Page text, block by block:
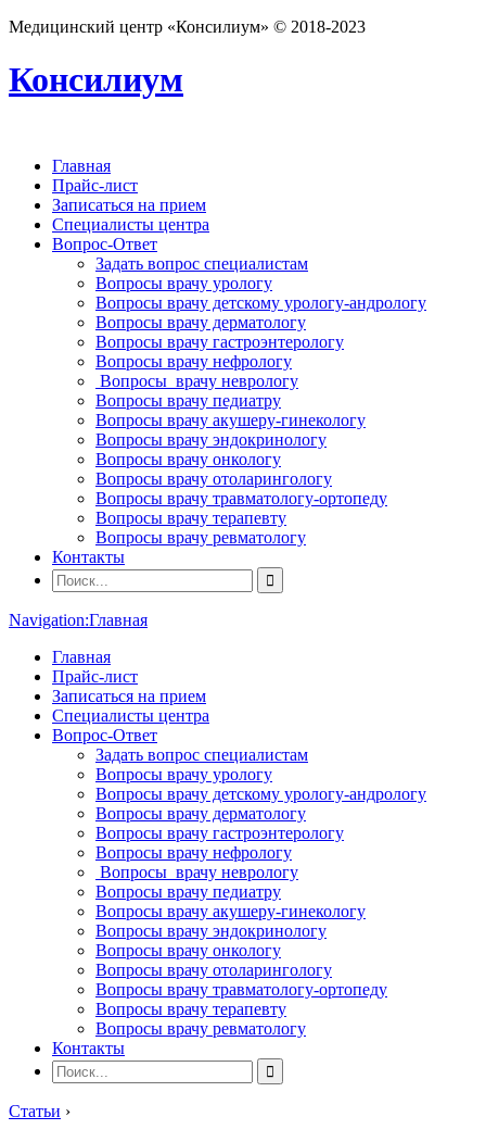
Медицинский центр «Консилиум» © 2018-2023
Консилиум
Главная
Прайс-лист
Записаться на прием
Специалисты центра
Вопрос-Ответ
Задать вопрос специалистам
Вопросы врачу урологу
Вопросы врачу детскому урологу-андрологу
Вопросы врачу дерматологу
Вопросы врачу гастроэнтерологу
Вопросы врачу нефрологу
Вопросы врачу неврологу
Вопросы врачу педиатру
Вопросы врачу акушеру-гинекологу
Вопросы врачу эндокринологу
Вопросы врачу онкологу
Вопросы врачу отоларингологу
Вопросы врачу травматологу-ортопеду
Вопросы врачу терапевту
Вопросы врачу ревматологу
Контакты
Navigation:Главная
Главная
Прайс-лист
Записаться на прием
Специалисты центра
Вопрос-Ответ
Задать вопрос специалистам
Вопросы врачу урологу
Вопросы врачу детскому урологу-андрологу
Вопросы врачу дерматологу
Вопросы врачу гастроэнтерологу
Вопросы врачу нефрологу
Вопросы врачу неврологу
Вопросы врачу педиатру
Вопросы врачу акушеру-гинекологу
Вопросы врачу эндокринологу
Вопросы врачу онкологу
Вопросы врачу отоларингологу
Вопросы врачу травматологу-ортопеду
Вопросы врачу терапевту
Вопросы врачу ревматологу
Контакты
Статьи ›